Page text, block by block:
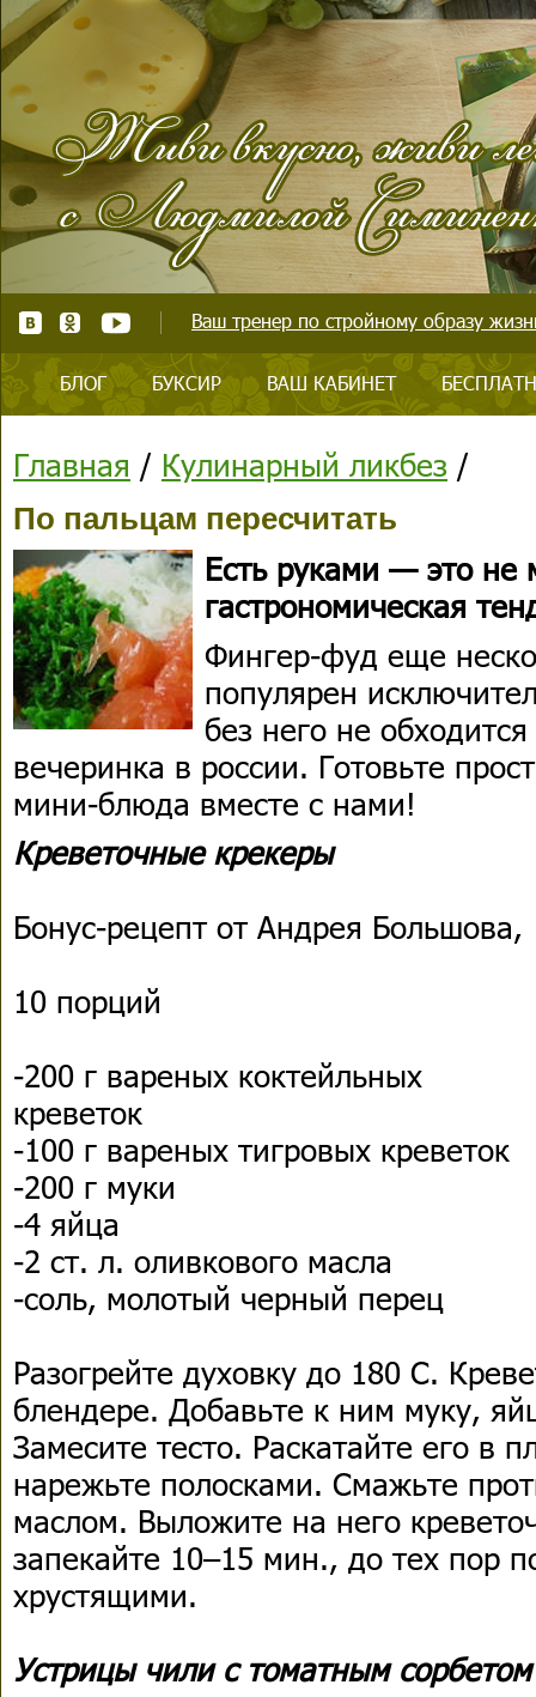
Ваш тренер по стройному образу
БЛОГ БУКСИР ВАШ КАБИНЕТ
Главная / Кулинарный ликбез /
По пальцам пересчитать
Есть руками — это не
гастрономическая
Фингер-фуд еще
популярен
без него не
вечеринка в россии. Готовьте
мини-блюда вместе с нами!
Креветочные крекеры
Бонус-рецепт от Андрея
10 порций
-200 г вареных коктейльных
креветок
-100 г вареных тигровых креветок
-200 г муки
-4 яйца
-2 ст. л. оливкового масла
-соль, молотый черный перец
Разогрейте духовку до 180 С.
блендере. Добавьте к ним муку,
Замесите тесто. Раскатайте его в
нарежьте полосками. Смажьте
маслом. Выложите на него
запекайте 10–15 мин., до тех пор
хрустящими.
Устрицы чили с томатным сорбетом